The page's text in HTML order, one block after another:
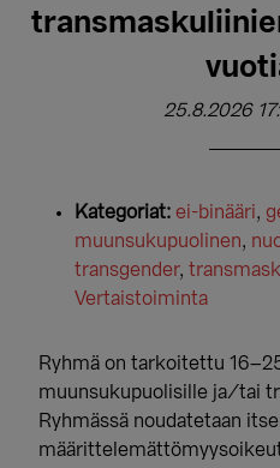
25.8.2026
Kategoriat: ei-binääri,
muunsukupuolinen,
transgender,
Vertaistoiminta
Ryhmä on tarkoitettu
muunsukupuolisille ja/tai
Ryhmässä noudatetaan